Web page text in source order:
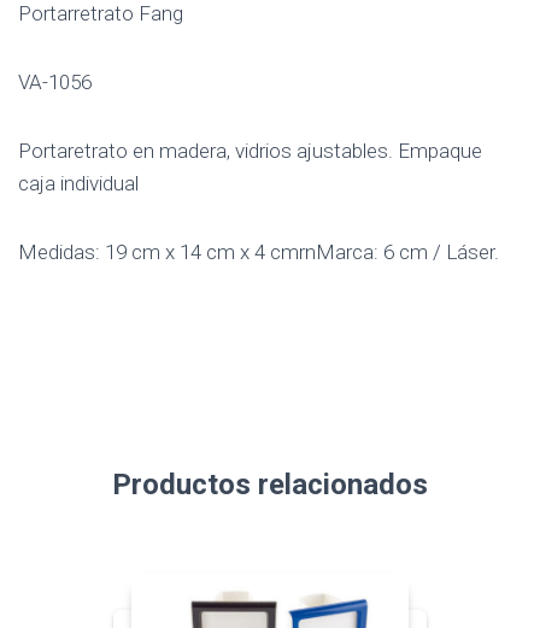
Portarretrato Fang
VA-1056
Portaretrato en madera, vidrios ajustables. Empaque
caja individual
Medidas: 19 cm x 14 cm x 4 cmrnMarca: 6 cm / Láser.
Productos relacionados